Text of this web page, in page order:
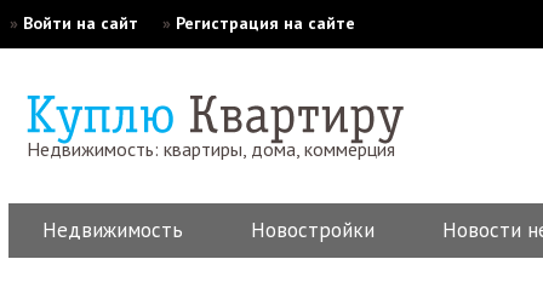
» Войти на сайт » Регистрация на сайте
Недвижимость: квартиры, дома, коммерция
Недвижимость Новостройки Новости